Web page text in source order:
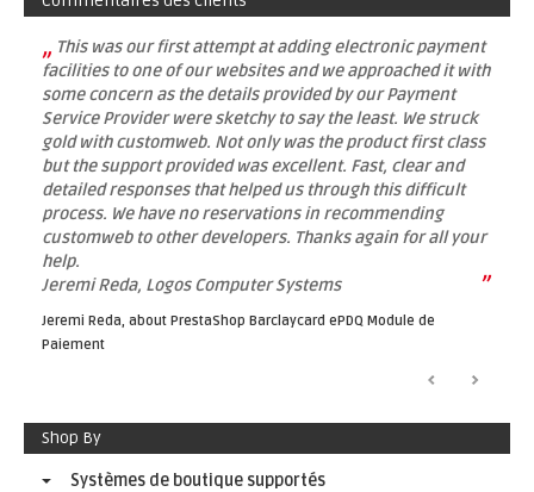
„ This was our first attempt at adding electronic payment
facilities to one of our websites and we approached it with
some concern as the details provided by our Payment
Service Provider were sketchy to say the least. We struck
gold with customweb. Not only was the product first class
but the support provided was excellent. Fast, clear and
detailed responses that helped us through this difficult
process. We have no reservations in recommending
customweb to other developers. Thanks again for all your
help.
Jeremi Reda, Logos Computer Systems
”
Jeremi Reda, about PrestaShop Barclaycard ePDQ Module de
Paiement
Shop By
Systèmes de boutique supportés